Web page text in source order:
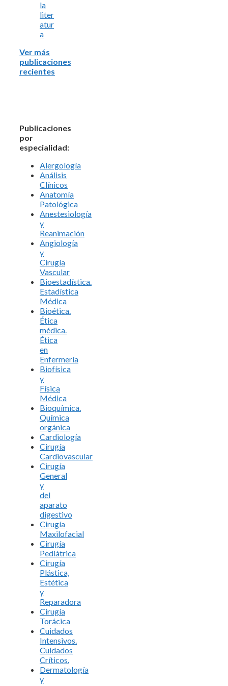
la
liter
atur
a
Ver más
publicaciones
recientes
Publicaciones
por
especialidad:
Alergología
Análisis
Clínicos
Anatomía
Patológica
Anestesiología
y
Reanimación
Angiología
y
Cirugía
Vascular
Bioestadística.
Estadística
Médica
Bioética.
Ética
médica.
Ética
en
Enfermería
Biofísica
y
Física
Médica
Bioquímica.
Química
orgánica
Cardiología
Cirugía
Cardiovascular
Cirugía
General
y
del
aparato
digestivo
Cirugía
Maxilofacial
Cirugía
Pediátrica
Cirugía
Plástica,
Estética
y
Reparadora
Cirugía
Torácica
Cuidados
Intensivos.
Cuidados
Críticos.
Dermatología
y